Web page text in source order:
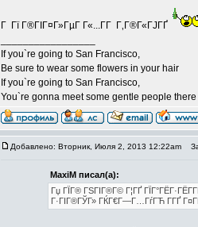
Г Гї Г®ГІГ¤Г»ГµГ Г«...Г­Г Г‚Г®Г«ГЈГҐ
If you`re going to San Francisco,
Be sure to wear some flowers in your hair
If you`re going to San Francisco,
You`re gonna meet some gentle people there
Добавлено: Вторник, Июля 2, 2013 12:22am
MaxiM писал(а):
Гџ ГЇГ® ГЅГІГ®Г© Г¦ГҐ
Г·ГІГ®ГЎГ» ГЌГ€Г—Г…ГѓГЋ Г­ГҐ